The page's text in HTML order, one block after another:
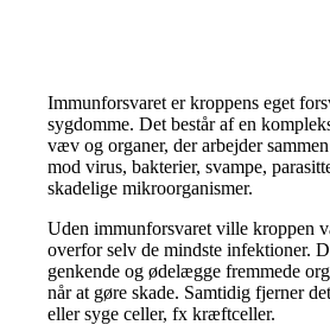
Immunforsvaret er kroppens eget
sygdomme. Det består af en
væv og organer, der arbejder
mod virus, bakterier, svampe,
skadelige mikroorganismer.
Uden immunforsvaret ville kroppen
overfor selv de mindste infektioner.
genkende og ødelægge fremmede
når at gøre skade. Samtidig fjerner
eller syge celler, fx kræftceller.